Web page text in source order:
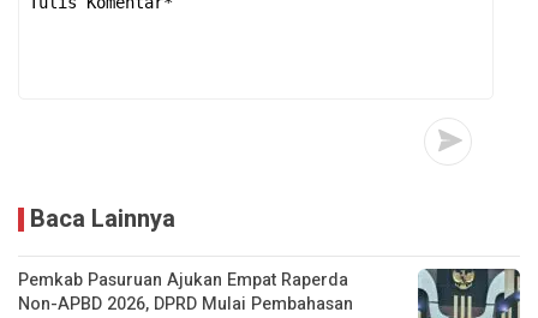
Baca Lainnya
Pemkab Pasuruan Ajukan Empat Raperda
Non-APBD 2026, DPRD Mulai Pembahasan